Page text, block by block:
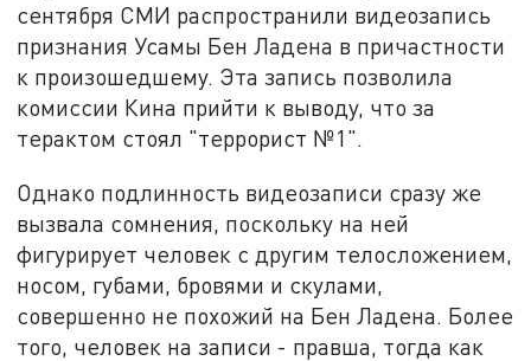
сентября СМИ распространили видеозапись
признания Усамы Бен Ладена в причастности
к произошедшему. Эта запись позволила
комиссии Кина прийти к выводу, что за
терактом стоял "террорист №1".
Однако подлинность видеозаписи сразу же
вызвала сомнения, поскольку на ней
фигурирует человек с другим телосложением,
носом, губами, бровями и скулами,
совершенно не похожий на Бен Ладена. Более
того, человек на записи - правша, тогда как